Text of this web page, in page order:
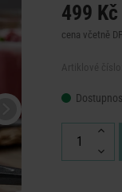
499 Kč
cena včetně